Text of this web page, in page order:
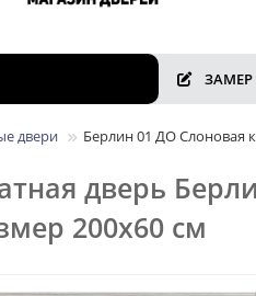
ЗАМЕР
двери Берлин 01 ДО Слоновая
дверь
200x60 см